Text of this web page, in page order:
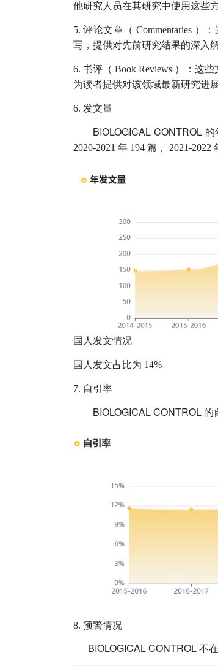
他研究人员在其研究中使用这些
5.评论文章（ Commentaries ）
写，提供对先前研究结果的深入
6.书评（ Book Reviews ）：这些
为读者提供对该领域最新研究进
6. 发文量
BIOLOGICAL CONTROL 的
2020-2021 年 194 篇， 2021-2022
国人发文情况
国人发文占比为 14%
7. 自引率
BIOLOGICAL CONTROL 的
8. 预警情况
BIOLOGICAL CONTROL 不